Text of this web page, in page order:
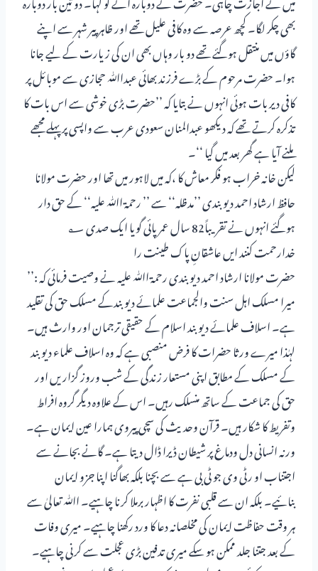
بھی چکر لگا۔ کچھ عرصہ سے وہ کافی علیل تھے اور ظاہر پیر شہر سے اپنے
گاؤں میں منتقل ہوگئے تھے دو بار وہاں بھی ان کی زیارت کے لیے جانا
ہوا۔ حضرت مرحوم کے بڑے فرزند بھائی عبداﷲ حجازی سے موبائل پر
کافی دیر بات ہوئی انہوں نے بتایا کہ ’’حضرت بڑی خوشی سے اس بات کا
تذکرہ کرتے تھے کہ دیکھو عبدالمنان سعودی عرب سے واپسی پر پہلے مجھے
ملنے آیا ہے گھر بعد میں گیا ‘‘۔
لیکن خانہ خراب ہو فکر معاش کا ،کہ میں لاہور میں تھا اور حضرت مولانا
حافظ ارشاد احمد دیوبندی ’’مدظلہ‘‘ سے ’’ رحمۃ اﷲ علیہ‘‘ کے حق دار
ہوگئے انہوں نے تقریباً82 سال عمر پائی گویا ایک صدی ؂
خدارحمت کنند ایں عاشقانِ پاک طینت را
حضرت مولانا ارشاد احمد دیوبندی رحمۃ اﷲ علیہ نے وصیت فرمائی کہ :’’
میرا مسلک اہل سنت والجماعت علمائے دیوبندکے مسلک حق کی تقلید
ہے۔ اسلاف علمائے دیوبند اسلام کے حقیقی ترجمان اور وارث ہیں۔
لہٰذا میرے ورثا حضرات کا فرض منصبی ہے کہ وہ اسلاف علماء دیوبند
کے مسلک کے مطابق اپنی مستعار زندگی کے شب وروز گزاریں اور
حق کی جماعت کے ساتھ منسلک رہیں۔ اس کے علاوہ دیگر گروہ افراط
وتفریط کا شکار ہیں۔ قرآن وحدیث کی سچی پیروی ہمارا عین ایمان ہے۔
ورنہ انسانی دل ودماغ پر شیطان ڈیرا ڈال دیتا ہے۔ گانے بجانے سے
اجتناب او رٹی وی جو ٹی بی ہے سے بچنا بلکہ بھاگنا اپنا جزو ایمان
بنائیے۔ بلکہ ان سے قلبی نفرت کا اظہار برملا کرنا چاہیے۔ اﷲ تعالیٰ سے
ہر وقت حفاظت ایمان کی مخلصانہ دعا کا ورد رکھنا چاہیے۔ میری وفات
کے بعد جتنا جلد ممکن ہو سکے میری تدفین بڑی عجلت سے کرنی چاہیے۔